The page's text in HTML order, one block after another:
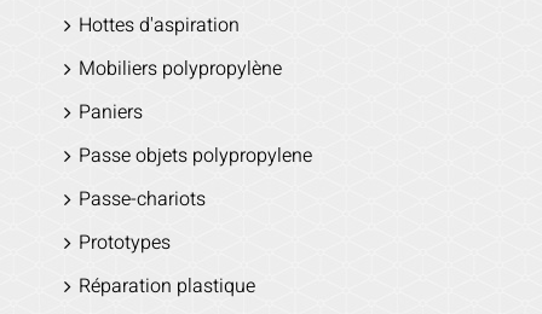
Hottes d'aspiration
Mobiliers polypropylène
Paniers
Passe objets polypropylene
Passe-chariots
Prototypes
Réparation plastique